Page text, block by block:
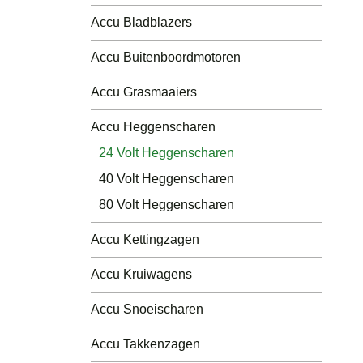
Accu´s
Accu Bladblazers
Accu Buitenboordmotoren
Accu Grasmaaiers
Accu Heggenscharen
24 Volt Heggenscharen
40 Volt Heggenscharen
80 Volt Heggenscharen
Accu Kettingzagen
Accu Kruiwagens
Accu Snoeischaren
Accu Takkenzagen